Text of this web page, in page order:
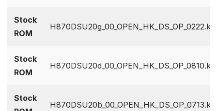
Stock
ROM
Stock
ROM
Stock